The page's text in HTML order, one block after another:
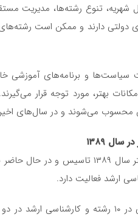
شهریه، تنوع رشته‌ها، مدیریت
دولتی دارند و ممکن است رشته‌های
سیاست‌ها و برنامه‌های آموزشی
بهتر، مورد توجه قرار
محسوب می‌شوند و در سال‌های اخیر
۱۳۸۹
دانشگاه غیرانتفاعی شهرستان پلدختر
ارشد فعالیت دارد.